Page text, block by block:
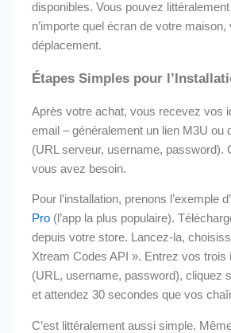
disponibles. Vous pouvez
n’importe quel écran de votre maison,
déplacement.
Étapes Simples pour
Après votre achat, vous recevez vos
email – généralement un lien M3U ou
(URL serveur, username, password).
vous avez besoin.
Pour l’installation, prenons l’exemple d’
Pro (l’app la plus populaire).
depuis votre store. Lancez-la,
Xtream Codes API ». Entrez vos trois
(URL, username, password), cliquez
et attendez 30 secondes que vos
C’est littéralement aussi simple.